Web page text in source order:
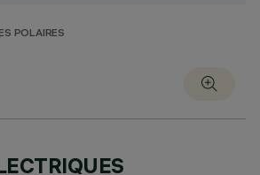
POLAIRES